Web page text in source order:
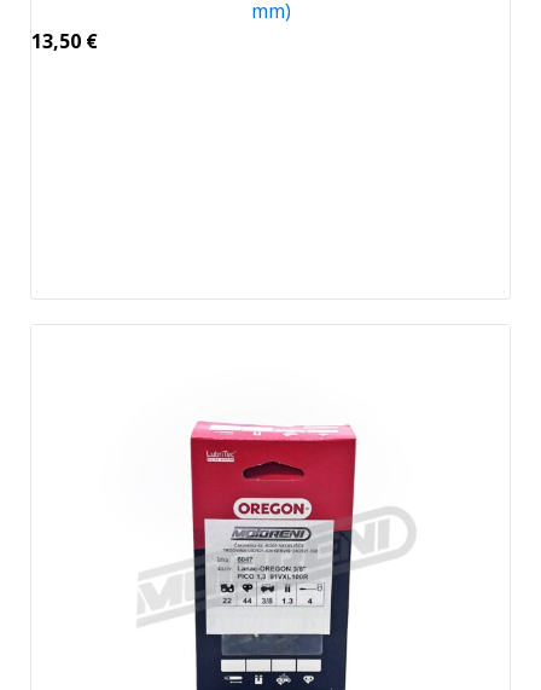
mm)
13,50 €